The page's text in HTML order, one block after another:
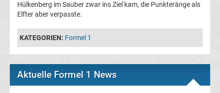
3.
Liga
3.
Hülkenberg im Sauber zwar ins Ziel kam, die Punkteränge als
Elfter aber verpasste.
KATEGORIEN: Formel 1
Aktuelle Formel 1 News